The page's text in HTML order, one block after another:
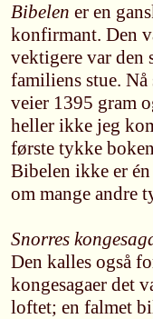
Bibelen er en
konfirmant. Den
vektigere var den
familiens stue.
veier 1395 gram
heller ikke jeg
første tykke
Bibelen ikke er
om mange andre
Snorres
Den kalles også
kongesagaer det
loftet; en falmet